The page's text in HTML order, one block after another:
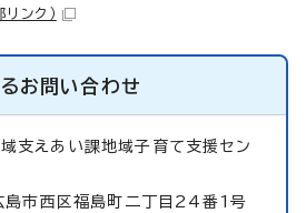
リンク）
お問い合わせ
支えあい課地域子育て支援セン
西区福島町二丁目24番1号